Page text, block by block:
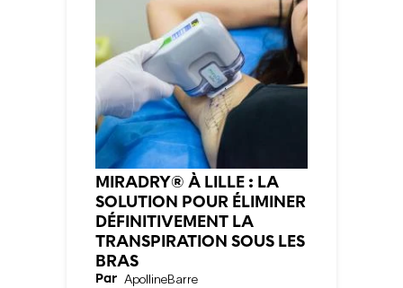
MIRADRY® À LILLE : LA
SOLUTION POUR ÉLIMINER
DÉFINITIVEMENT LA
TRANSPIRATION SOUS LES
BRAS
Par ApollineBarre